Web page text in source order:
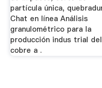
partícula única,
Chat en línea Análisis
granulométrico para la
producción indus trial del
cobre a .